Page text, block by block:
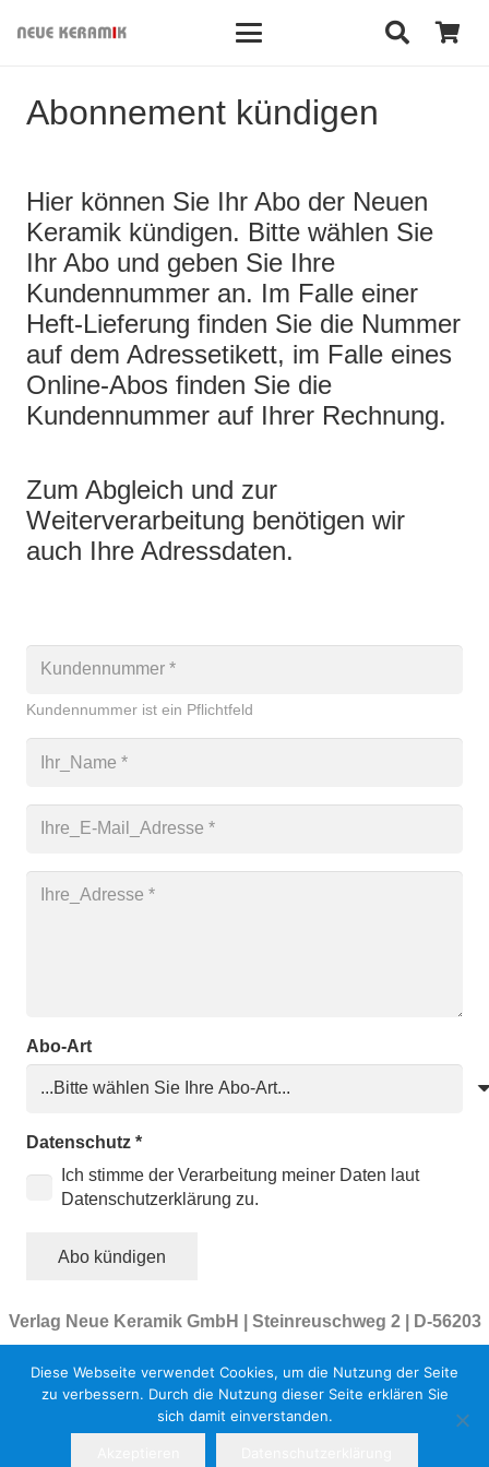
Abonnement kündigen
Hier können Sie Ihr Abo der Neuen
Keramik kündigen. Bitte wählen Sie
Ihr Abo und geben Sie Ihre
Kundennummer an. Im Falle einer
Heft-Lieferung finden Sie die Nummer
auf dem Adressetikett, im Falle eines
Online-Abos finden Sie die
Kundennummer auf Ihrer Rechnung.
Zum Abgleich und zur
Weiterverarbeitung benötigen wir
auch Ihre Adressdaten.
Kundennummer ist ein Pflichtfeld
Abo-Art
Datenschutz *
Ich stimme der Verarbeitung meiner Daten laut
Datenschutzerklärung zu.
Abo kündigen
Verlag Neue Keramik GmbH | Steinreuschweg 2 | D-56203
Geschäftsleitung Bernd Pfannkuche | Am Leiersberg 5 |
69239 Neckarsteinach | Tel. +49 6229-7079945
Diese Webseite verwendet Cookies, um die Nutzung der Seite
zu verbessern. Durch die Nutzung dieser Seite erklären Sie
sich damit einverstanden.